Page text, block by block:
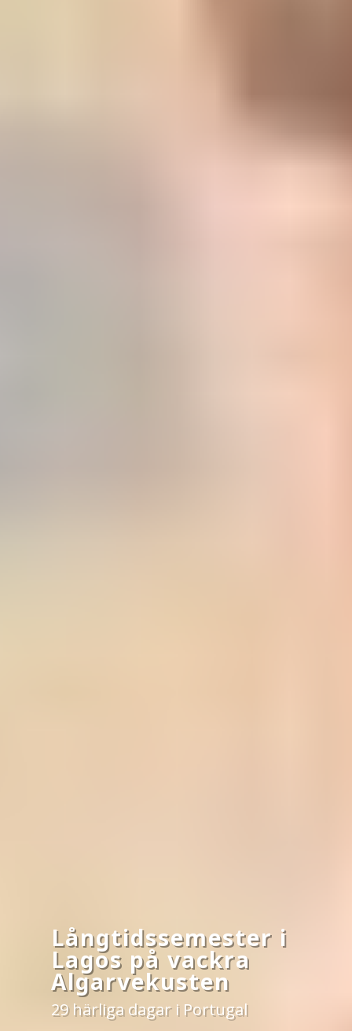
Långtidssemester i
Lagos på vackra
Algarvekusten
29 härliga dagar i Portugal